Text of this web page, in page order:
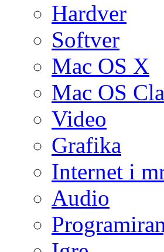
Hardver
Softver
Mac OS X
Mac OS
Video
Grafika
Internet i
Audio